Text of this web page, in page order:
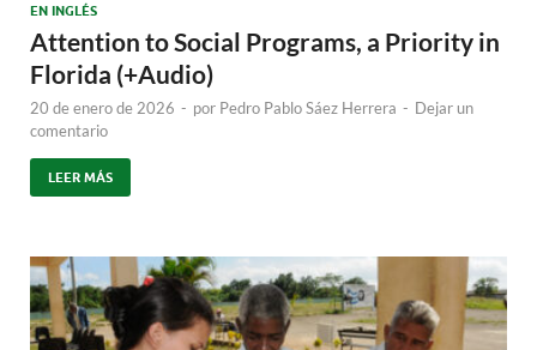
EN INGLÉS
Attention to Social Programs, a Priority in
Florida (+Audio)
20 de enero de 2026 - por Pedro Pablo Sáez Herrera - Dejar un
comentario
LEER MÁS